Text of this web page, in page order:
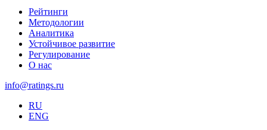
Рейтинги
Методологии
Аналитика
Устойчивое развитие
Регулирование
О нас
info@ratings.ru
RU
ENG